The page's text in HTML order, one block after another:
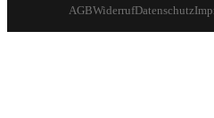
AGBWiderrufDatenschutz